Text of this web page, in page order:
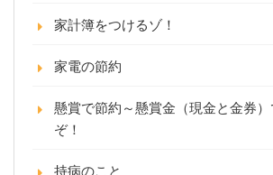
家計簿をつけるゾ！
家電の節約
懸賞で節約～懸賞金（現金と金券）
ぞ！
持病のこと